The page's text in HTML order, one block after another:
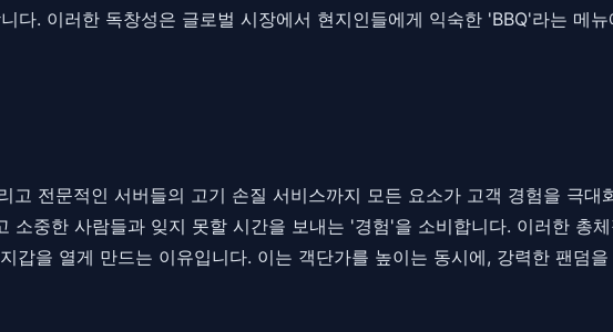
. 이러한 독창성은 글로벌 시장에서 현지인들에게 익숙한 'BBQ'라는 메
전문적인 서버들의 고기 손질 서비스까지 모든 요소가 고객 경험을 극대
중한 사람들과 잊지 못할 시간을 보내는 '경험'을 소비합니다. 이러한 총
갑을 열게 만드는 이유입니다. 이는 객단가를 높이는 동시에, 강력한 팬덤